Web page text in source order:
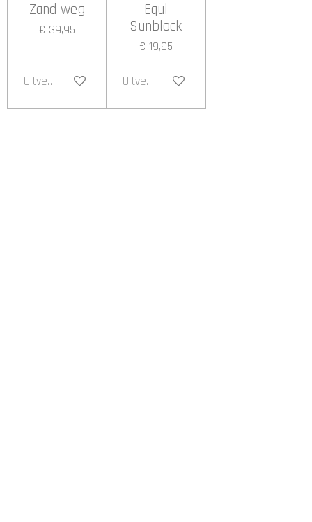
Zand weg
€ 39,95
Uitverkocht
Equi
Sunblock
€ 19,95
Uitverkocht